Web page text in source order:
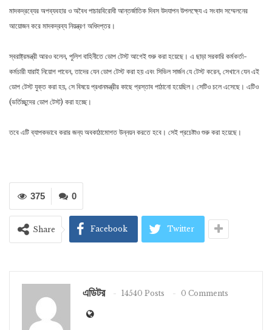
মাদকদ্রব্যের অপব্যবহার ও অবৈধ পাচারবিরোধী আন্তর্জাতিক দিবস উদযাপন উপলক্ষ্যে এ সংবাদ সম্মেলনের
আয়োজন করে মাদকদ্রব্য নিয়ন্ত্রণ অধিদপ্তর।
স্বরাষ্ট্রমন্ত্রী আরও বলেন, পুলিশ বাহিনীতে ডোপ টেস্ট আগেই শুরু করা হয়েছে। এ ছাড়া সরকারি কর্মকর্তা-
কর্মচারী যারাই নিয়োগ পাবেন, তাদের যেন ডোপ টেস্ট করা হয় এবং সিভিল সার্জন যে টেস্ট করেন, সেখানে যেন এই
ডোপ টেস্ট যুক্ত করা হয়, সে বিষয়ে প্রধানমন্ত্রীর কাছে প্রস্তাব পাঠানো হয়েছিল। সেটিও চলে এসেছে। এটিও
(ভর্তিচ্ছুদের ডোপ টেস্ট) করা হচ্ছে।
তবে এটি ব্যাপকভাবে করার জন্য অবকাঠামোগত উন্নয়ন করতে হবে। সেই প্রচেষ্টাও শুরু করা হয়েছে।
0
375
Share Facebook Twitter
এডিটর 14540 Posts 0 Comments